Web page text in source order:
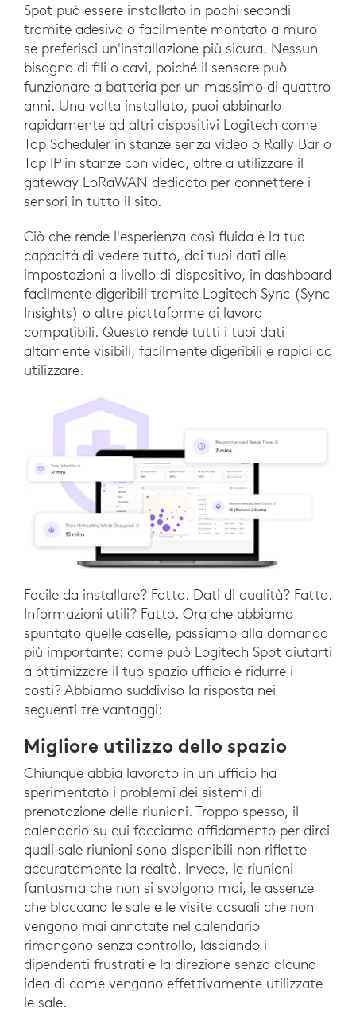
Spot può essere installato in pochi secondi
tramite adesivo o facilmente montato a muro
se preferisci un'installazione più sicura. Nessun
bisogno di fili o cavi, poiché il sensore può
funzionare a batteria per un massimo di quattro
anni. Una volta installato, puoi abbinarlo
rapidamente ad altri dispositivi Logitech come
Tap Scheduler in stanze senza video o Rally Bar o
Tap IP in stanze con video, oltre a utilizzare il
gateway LoRaWAN dedicato per connettere i
sensori in tutto il sito.
Ciò che rende l'esperienza così fluida è la tua
capacità di vedere tutto, dai tuoi dati alle
impostazioni a livello di dispositivo, in dashboard
facilmente digeribili tramite Logitech Sync (Sync
Insights) o altre piattaforme di lavoro
compatibili. Questo rende tutti i tuoi dati
altamente visibili, facilmente digeribili e rapidi da
utilizzare.
Facile da installare? Fatto. Dati di qualità? Fatto.
Informazioni utili? Fatto. Ora che abbiamo
spuntato quelle caselle, passiamo alla domanda
più importante: come può Logitech Spot aiutarti
a ottimizzare il tuo spazio ufficio e ridurre i
costi? Abbiamo suddiviso la risposta nei
seguenti tre vantaggi:
Migliore utilizzo dello spazio
Chiunque abbia lavorato in un ufficio ha
sperimentato i problemi dei sistemi di
prenotazione delle riunioni. Troppo spesso, il
calendario su cui facciamo affidamento per dirci
quali sale riunioni sono disponibili non riflette
accuratamente la realtà. Invece, le riunioni
fantasma che non si svolgono mai, le assenze
che bloccano le sale e le visite casuali che non
vengono mai annotate nel calendario
rimangono senza controllo, lasciando i
dipendenti frustrati e la direzione senza alcuna
idea di come vengano effettivamente utilizzate
le sale.